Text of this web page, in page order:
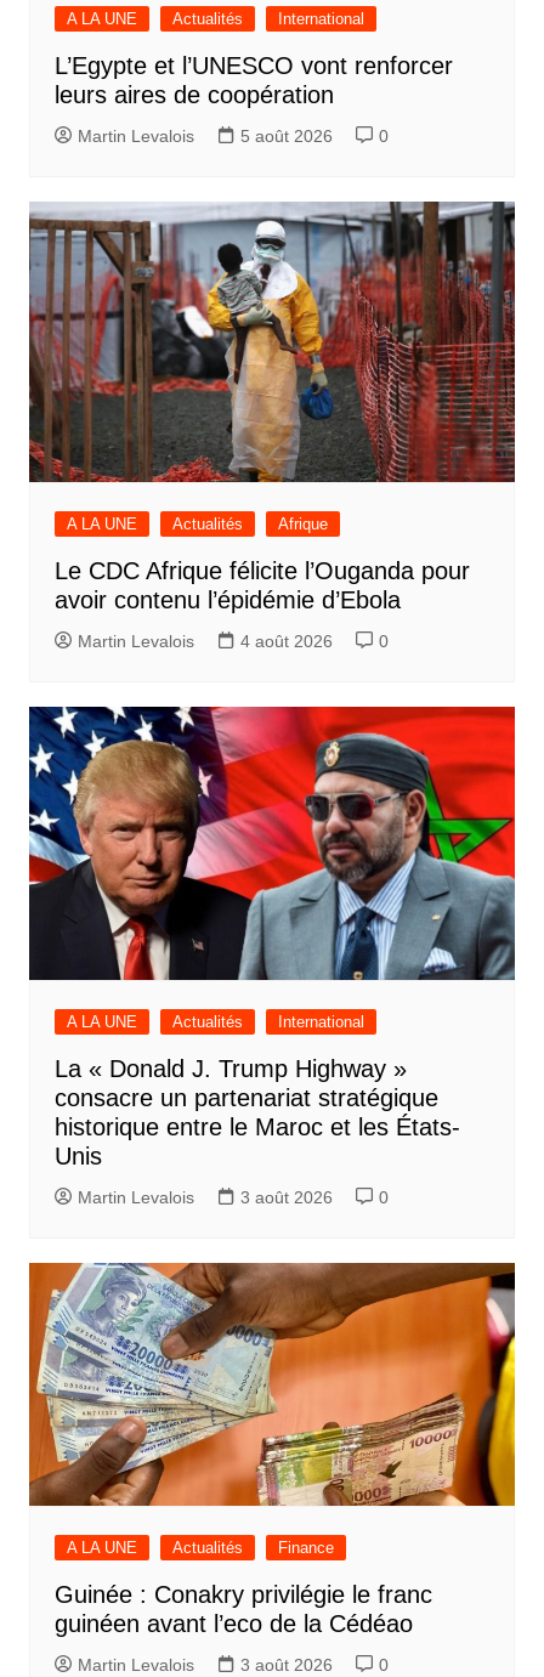
A LA UNE Actualités International
L’Egypte et l’UNESCO vont renforcer
leurs aires de coopération
Martin Levalois 5 août 2026 0
A LA UNE Actualités Afrique
Le CDC Afrique félicite l’Ouganda pour
avoir contenu l’épidémie d’Ebola
Martin Levalois 4 août 2026 0
A LA UNE Actualités International
La « Donald J. Trump Highway »
consacre un partenariat stratégique
historique entre le Maroc et les États-
Unis
Martin Levalois 3 août 2026 0
A LA UNE Actualités Finance
Guinée : Conakry privilégie le franc
guinéen avant l’eco de la Cédéao
Martin Levalois 3 août 2026 0